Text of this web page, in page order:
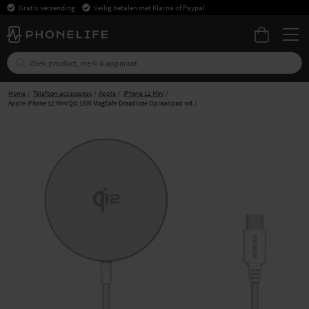
Gratis verzending Veilig betalen met Klarna of Paypal
Home Telefoon-accessoires Apple
iPhone 12 Mini
Apple iPhone 12 Mini Qi2 15W MagSafe Draadloze Oplaadpad wit